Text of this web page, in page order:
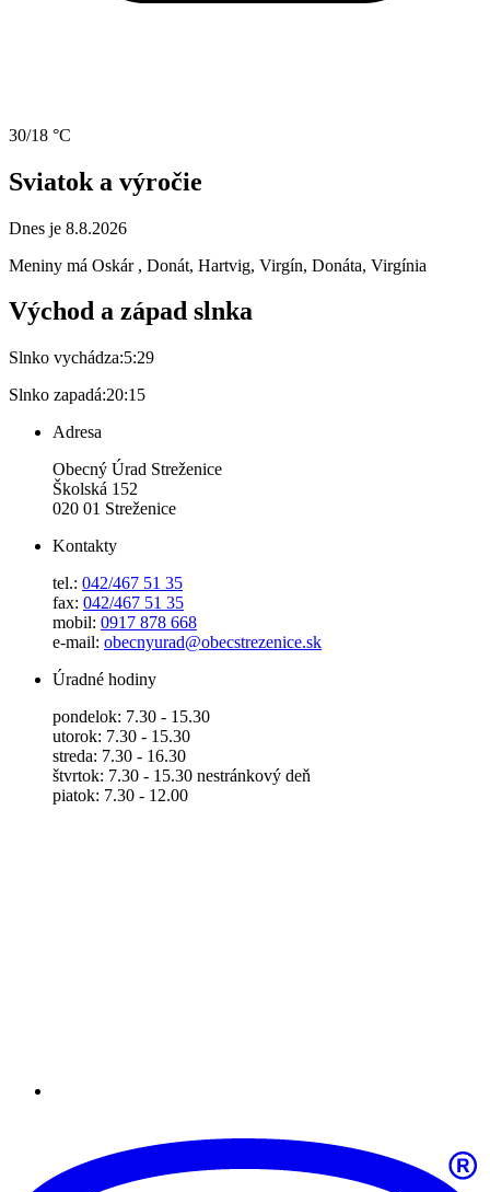
30/18 °C
Sviatok a výročie
Dnes je 8.8.2026
Meniny má Oskár , Donát, Hartvig, Virgín, Donáta, Virgínia
Východ a západ slnka
Slnko vychádza:5:29
Slnko zapadá:20:15
Adresa
Obecný Úrad Streženice
Školská 152
020 01 Streženice
Kontakty
tel.: 042/467 51 35
fax: 042/467 51 35
mobil: 0917 878 668
e-mail: obecnyurad@obecstrezenice.sk
Úradné hodiny
pondelok: 7.30 - 15.30
utorok: 7.30 - 15.30
streda: 7.30 - 16.30
štvrtok: 7.30 - 15.30 nestránkový deň
piatok: 7.30 - 12.00